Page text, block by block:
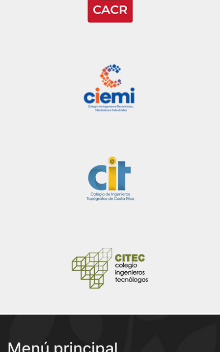
Menú principal